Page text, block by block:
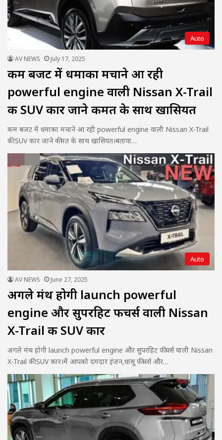
Auto
AV NEWS July 17, 2025
कम बजट में धमाका मचाने आ रही
powerful engine वाली Nissan X-Trail
की SUV कार जाने कीमत के साथ खासियत
कम बजट में धमाका मचाने आ रही powerful engine वाली Nissan X-Trail
की SUV कार जाने कीमत के साथ खासियत।बताया…
Auto
AV NEWS June 27, 2025
अगले मंथ होगी launch powerful
engine और सुपरहिट फीचर्स वाली Nissan
X-Trail की SUV कार
अगले मंथ होगी launch powerful engine और सुपरहिट फीचर्स वाली Nissan
X-Trail की SUV कार।में आपको दमदार इंजन,धांसू फीचर्स और…